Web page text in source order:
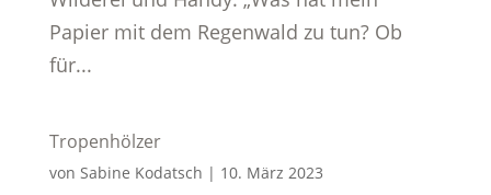
Papier mit dem Regenwald zu tun? Ob
für...
Tropenhölzer
von Sabine Kodatsch | 10. März 2023